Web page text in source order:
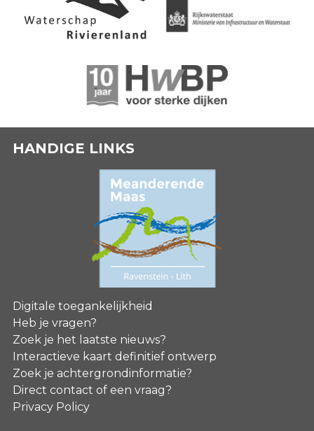
HANDIGE LINKS
Digitale toegankelijkheid
Heb je vragen?
Zoek je het laatste nieuws?
Interactieve kaart definitief ontwerp
Zoek je achtergrondinformatie?
Direct contact of een vraag?
Privacy Policy